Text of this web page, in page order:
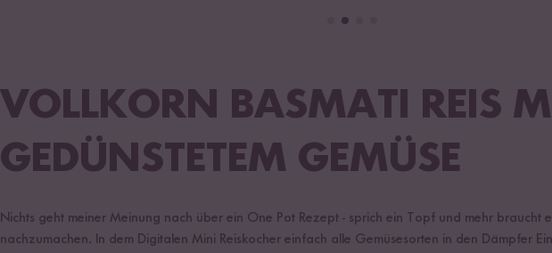
VOLLKORN BASMATI REIS
GEDÜNSTETEM GEMÜSE
Nichts geht meiner Meinung nach über ein One Pot Rezept - sprich ein Topf und mehr braucht
nachzumachen. In dem Digitalen Mini Reiskocher einfach alle Gemüsesorten in den Dämpfer